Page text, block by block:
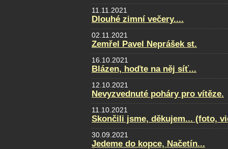
11.11.2021
Dlouhé zimní večery....
02.11.2021
Zemřel Pavel Neprášek st.
16.10.2021
Blázen, hoďte na něj síť...
12.10.2021
Nevyzvednuté poháry pro vítěze.
11.10.2021
Skončili jsme, děkujem... (foto,
30.09.2021
Jedeme do kopce, Načetín...